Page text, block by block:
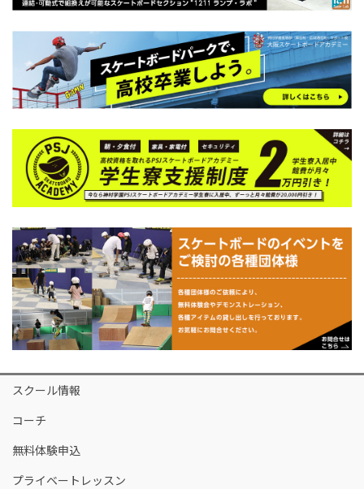
スクール情報
コーチ
無料体験申込
プライベートレッスン